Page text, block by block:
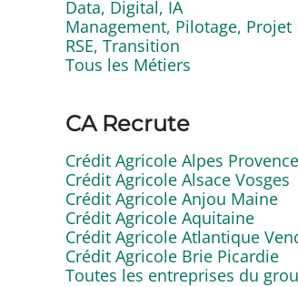
Data, Digital, IA
Management, Pilotage, Projet
RSE, Transition
Tous les Métiers
CA Recrute
Crédit Agricole Alpes Provence
Crédit Agricole Alsace Vosges
Crédit Agricole Anjou Maine
Crédit Agricole Aquitaine
Crédit Agricole Atlantique
Crédit Agricole Brie Picardie
Toutes les entreprises du